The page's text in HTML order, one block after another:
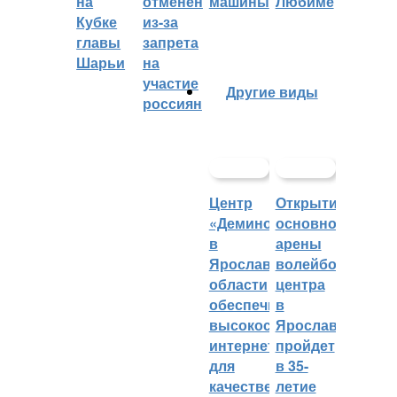
Кубке
главы
Шарьи
из-за
запрета
на
участие
россиян
Другие виды
Центр
«Демино»
в
Ярославской
области
обеспечивают
высокоскоростным
интернетом
для
качественных
Открытие
основной
арены
волейбольного
центра
в
Ярославле
пройдет
в 35-
летие